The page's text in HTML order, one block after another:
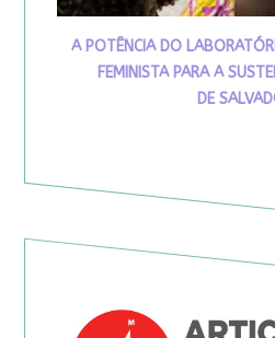
A POTÊNCIA DO
FEMINISTA PARA A
DE